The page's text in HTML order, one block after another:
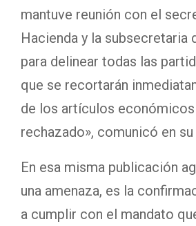
mantuve reunión con el
Hacienda y la subsecretaria
para delinear todas las
que se recortarán
de los artículos
rechazado», comunicó en
En esa misma publicación
una amenaza, es la
a cumplir con el mandato